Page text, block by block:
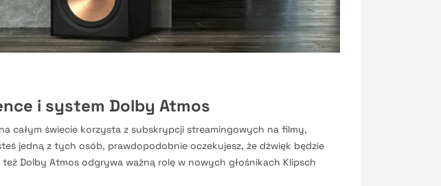
i system Dolby Atmos
całym świecie korzysta z subskrypcji streamingowych na filmy,
jedną z tych osób, prawdopodobnie oczekujesz, że dźwięk będzie
Dolby Atmos odgrywa ważną rolę w nowych głośnikach Klipsch